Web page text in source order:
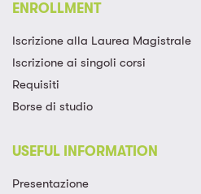
ENROLLMENT
Iscrizione alla Laurea Magistrale​
Iscrizione ai singoli corsi​
Requisiti
Borse di studio
USEFUL INFORMATION
Presentazione